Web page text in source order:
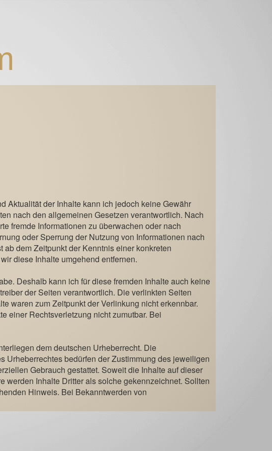
Aktualität der Inhalte kann ich jedoch keine Gewähr
nach den allgemeinen Gesetzen verantwortlich. Nach
fremde Informationen zu überwachen oder nach
oder Sperrung der Nutzung von Informationen nach
dem Zeitpunkt der Kenntnis einer konkreten
diese Inhalte umgehend entfernen.
Deshalb kann ich für diese fremden Inhalte auch keine
der Seiten verantwortlich. Die verlinkten Seiten
waren zum Zeitpunkt der Verlinkung nicht erkennbar.
einer Rechtsverletzung nicht zumutbar. Bei
dem deutschen Urheberrecht. Die
Urheberrechtes bedürfen der Zustimmung des jeweiligen
Gebrauch gestattet. Soweit die Inhalte auf dieser
werden Inhalte Dritter als solche gekennzeichnet. Sollten
Hinweis. Bei Bekanntwerden von